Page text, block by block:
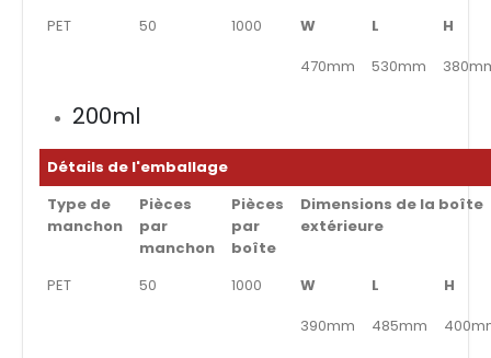
PET 50 1000 W L
H
470mm
530mm
200ml
Détails de l'emballage
Type de
manchon
Pièces
par
manchon
Pièces
par
boîte
Dimensions de la boîte
extérieure
PET 50 1000 W L
H
390mm
485mm